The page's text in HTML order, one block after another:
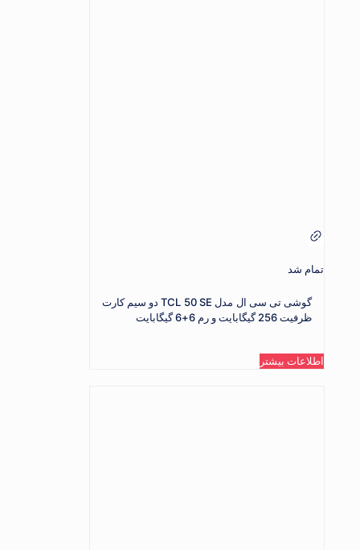
تمام شد
گوشی تی سی ال مدل TCL 50 SE دو سیم کارت
ظرفیت 256 گیگابایت و رم 6+6 گیگابایت
اطلاعات بیشتر